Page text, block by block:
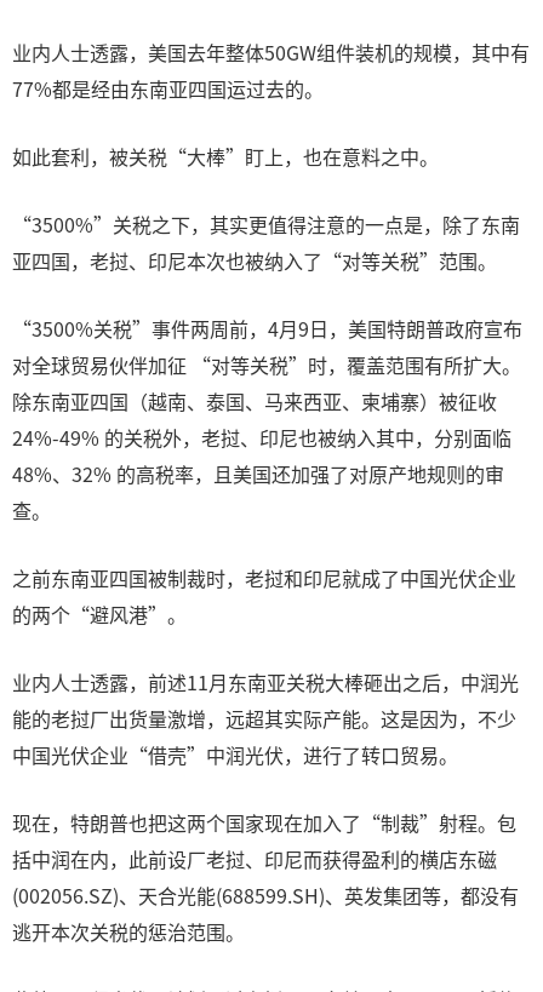
业内人士透露，美国去年整体50GW组件装机的规模，其中有
77%都是经由东南亚四国运过去的。
如此套利，被关税“大棒”盯上，也在意料之中。
“3500%”关税之下，其实更值得注意的一点是，除了东南
亚四国，老挝、印尼本次也被纳入了“对等关税”范围。
“3500%关税”事件两周前，4月9日，美国特朗普政府宣布
对全球贸易伙伴加征 “对等关税”时，覆盖范围有所扩大。
除东南亚四国（越南、泰国、马来西亚、柬埔寨）被征收
24%-49% 的关税外，老挝、印尼也被纳入其中，分别面临
48%、32% 的高税率，且美国还加强了对原产地规则的审
查。
之前东南亚四国被制裁时，老挝和印尼就成了中国光伏企业
的两个“避风港”。
业内人士透露，前述11月东南亚关税大棒砸出之后，中润光
能的老挝厂出货量激增，远超其实际产能。这是因为，不少
中国光伏企业“借壳”中润光伏，进行了转口贸易。
现在，特朗普也把这两个国家现在加入了“制裁”射程。包
括中润在内，此前设厂老挝、印尼而获得盈利的横店东磁
(002056.SZ)、天合光能(688599.SH)、英发集团等，都没有
逃开本次关税的惩治范围。